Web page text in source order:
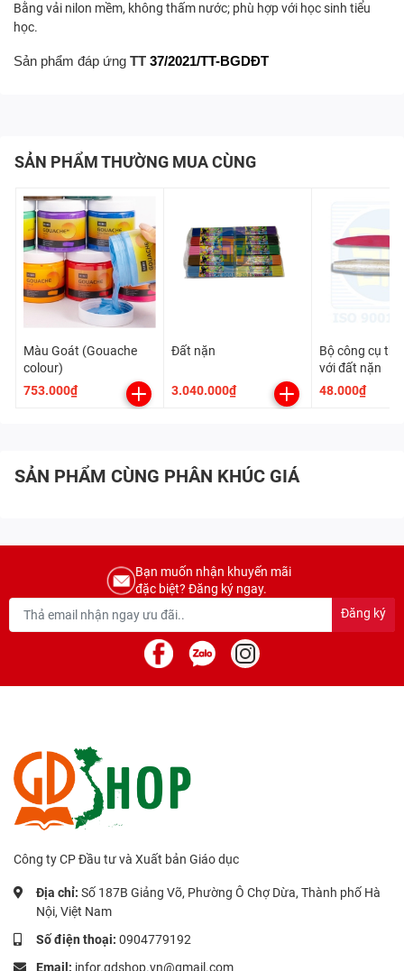
Bằng vải nilon mềm, không thấm nước; phù hợp với học sinh tiểu
học.
Sản phẩm đáp ứng TT 37/2021/TT-BGDĐT
SẢN PHẨM THƯỜNG MUA CÙNG
Màu Goát (Gouache
colour)
753.000₫
Đất nặn
3.040.000₫
Bộ công cụ
với đất nặn
48.000₫
SẢN PHẨM CÙNG PHÂN KHÚC GIÁ
Bạn muốn nhận khuyến mãi
đặc biệt? Đăng ký ngay.
Đăng ký
Công ty CP Đầu tư và Xuất bản Giáo dục
Địa chỉ: Số 187B Giảng Võ, Phường Ô Chợ Dừa, Thành phố Hà
Nội, Việt Nam
Số điện thoại: 0904779192
Email: infor.gdshop.vn@gmail.com